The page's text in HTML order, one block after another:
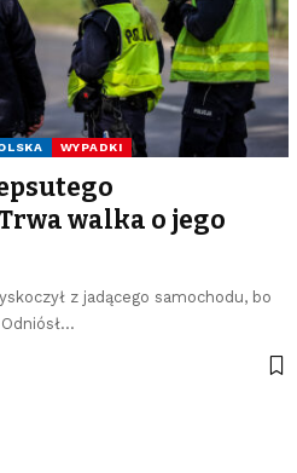
WYPADKI
walka o jego
z jadącego samochodu, bo